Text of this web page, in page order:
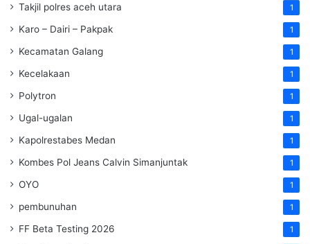
Takjil polres aceh utara 1
Karo – Dairi – Pakpak 1
Kecamatan Galang 1
Kecelakaan 1
Polytron 1
Ugal-ugalan 1
Kapolrestabes Medan 1
Kombes Pol Jeans Calvin Simanjuntak 1
OYO 1
pembunuhan 1
FF Beta Testing 2026 1